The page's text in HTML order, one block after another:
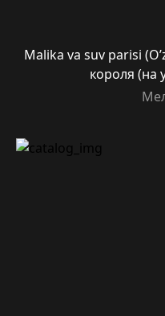
Malika va suv parisi
короля (на